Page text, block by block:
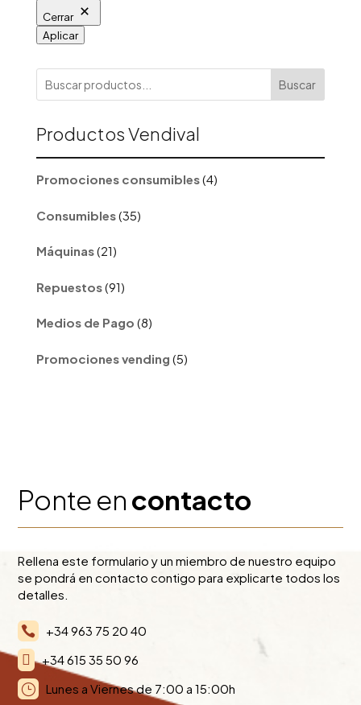
Cerrar
Aplicar
Buscar
Productos Vendival
Promociones consumibles 44
productos
Consumibles 3535
productos
Máquinas 2121
productos
Repuestos 9191
productos
Medios de Pago 88
productos
Promociones vending 55
productos
Ponte encontacto
Rellena este formulario y un miembro de nuestro equipo
se pondrá en contacto contigo para explicarte todos los
detalles.
 +34 963 75 20 40
 +34 615 35 50 96
} Lunes a Viernes de 7:00 a 15:00h